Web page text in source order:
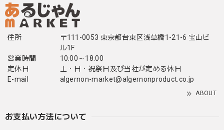
住所
〒111-0053 東京都台東区浅草橋1-21-6 宝山ビ
ル1F
営業時間
10:00～18:00
定休日
土・日・祝祭日及び当社が定める休日
E-mail
algernon-market@algernonproduct.co.jp
ABOUT
お支払い方法について